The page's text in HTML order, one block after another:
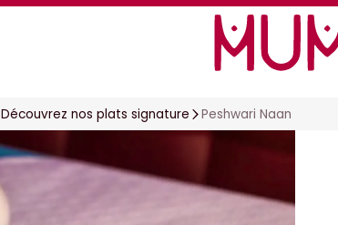
Découvrez nos plats signature Peshwari Naan